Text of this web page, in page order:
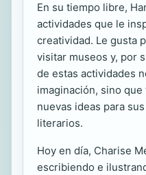
En su tiempo libre,
actividades que le
creatividad. Le gusta
visitar museos y, por
de estas actividades
imaginación, sino
nuevas ideas para
literarios.
Hoy en día, Charise
escribiendo e